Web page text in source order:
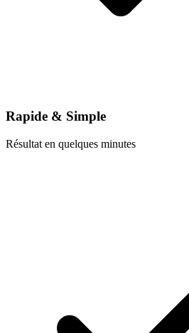
Rapide & Simple
Résultat en quelques minutes